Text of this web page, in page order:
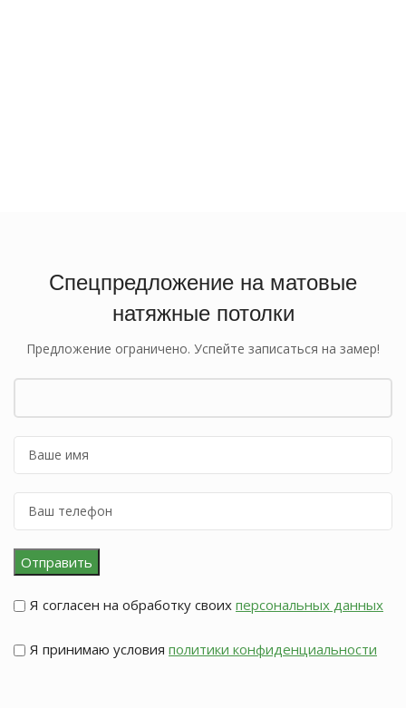
Спецпредложение на матовые
натяжные потолки
Предложение ограничено. Успейте записаться на замер!
Я согласен на обработку своих персональных данных
Я принимаю условия политики конфиденциальности